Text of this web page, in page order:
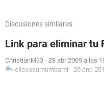
Discusiones similares
Link para eliminar tu
ChristianM33 - 28 abr 2009 a las
eliasasumumbami - 20 ene